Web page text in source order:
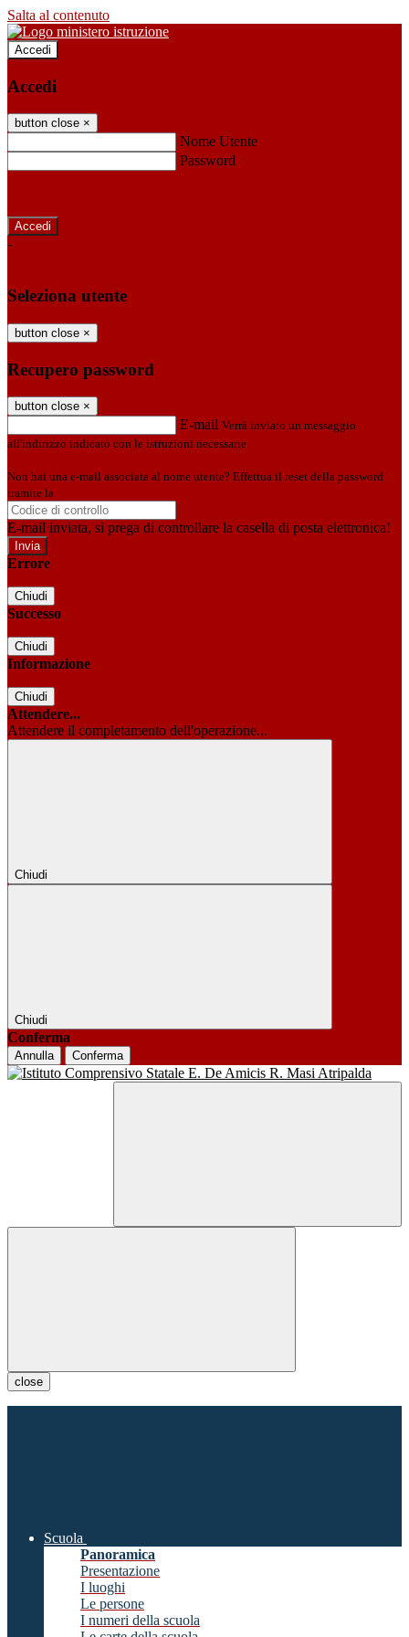
Salta al contenuto
Accedi
Accedi
button close ×
Nome Utente
Password
-
Seleziona utente
button close ×
Recupero password
button close ×
E-mail Verrà inviato un messaggio
all'indirizzo indicato con le istruzioni necessarie.
Non hai una e-mail associata al nome utente? Effettua il reset della password
tramite la
E-mail inviata, si prega di controllare la casella di posta elettronica!
Errore
Chiudi
Successo
Chiudi
Informazione
Chiudi
Attendere...
Attendere il completamento dell'operazione...
Chiudi
Chiudi
Conferma
Annulla Conferma
close
Scuola
Panoramica
Presentazione
I luoghi
Le persone
I numeri della scuola